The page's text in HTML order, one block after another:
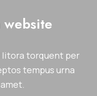
website
litora torquent per
tempus urna